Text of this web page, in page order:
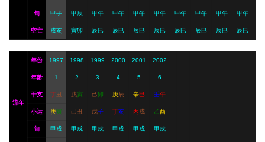
旬 甲子 甲辰 甲午 甲午 甲午 甲午 甲午 甲午 甲午 甲午
空亡 戌亥 寅卯 辰巳 辰巳 辰巳 辰巳 辰巳 辰巳 辰巳 辰巳
流年
年份 1997 1998 1999 2000 2001 2002
年龄 1 2 3 4 5 6
干支 丁丑 戊寅 己卯 庚辰 辛巳 壬午
小运 庚寅 己丑 戊子 丁亥 丙戌 乙酉
旬 甲戌 甲戌 甲戌 甲戌 甲戌 甲戌